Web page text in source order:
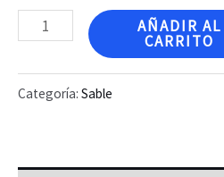
Sable
Completo
AÑADIR AL
CARRITO
Categoría: Sable